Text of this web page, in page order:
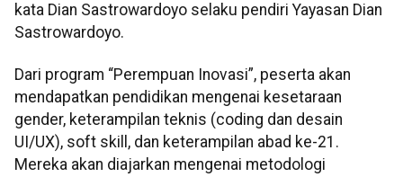
kata Dian Sastrowardoyo selaku pendiri Yayasan Dian
Sastrowardoyo.
Dari program “Perempuan Inovasi”, peserta akan
mendapatkan pendidikan mengenai kesetaraan
gender, keterampilan teknis (coding dan desain
UI/UX), soft skill, dan keterampilan abad ke-21.
Mereka akan diajarkan mengenai metodologi